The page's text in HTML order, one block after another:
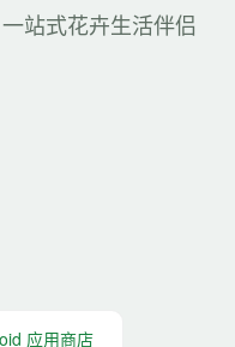
站式花卉生活伴侣
应用商店